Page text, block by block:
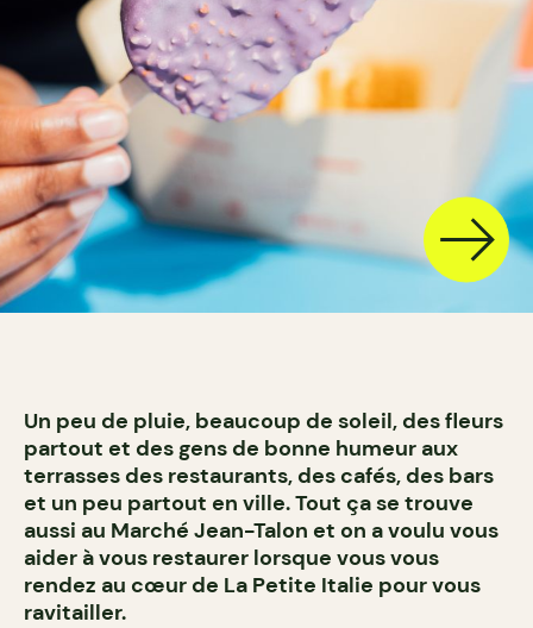
Un peu de pluie, beaucoup de soleil, des fleurs
partout et des gens de bonne humeur aux
terrasses des restaurants, des cafés, des bars
et un peu partout en ville. Tout ça se trouve
aussi au Marché Jean-Talon et on a voulu vous
aider à vous restaurer lorsque vous vous
rendez au cœur de La Petite Italie pour vous
ravitailler.